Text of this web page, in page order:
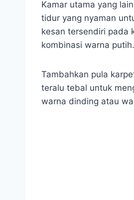
Kamar utama yang
tidur yang nyaman
kesan tersendiri pada
kombinasi warna
Tambahkan pula
teralu tebal untuk
warna dinding atau